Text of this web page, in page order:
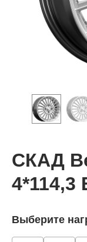
СКАД
4*114,3
Выберите